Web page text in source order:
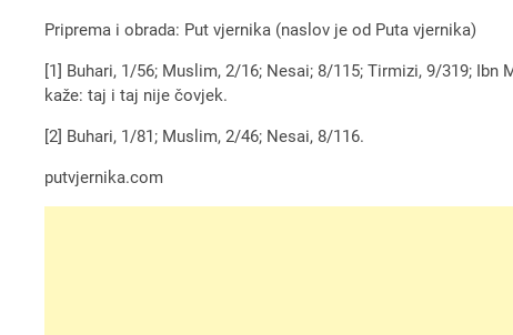
Priprema i obrada: Put vjernika (naslov je od Puta vjernika)
[1] Buhari, 1/56; Muslim, 2/16; Nesai; 8/115; Tirmizi, 9/319;
kaže: taj i taj nije čovjek.
[2] Buhari, 1/81; Muslim, 2/46; Nesai, 8/116.
putvjernika.com